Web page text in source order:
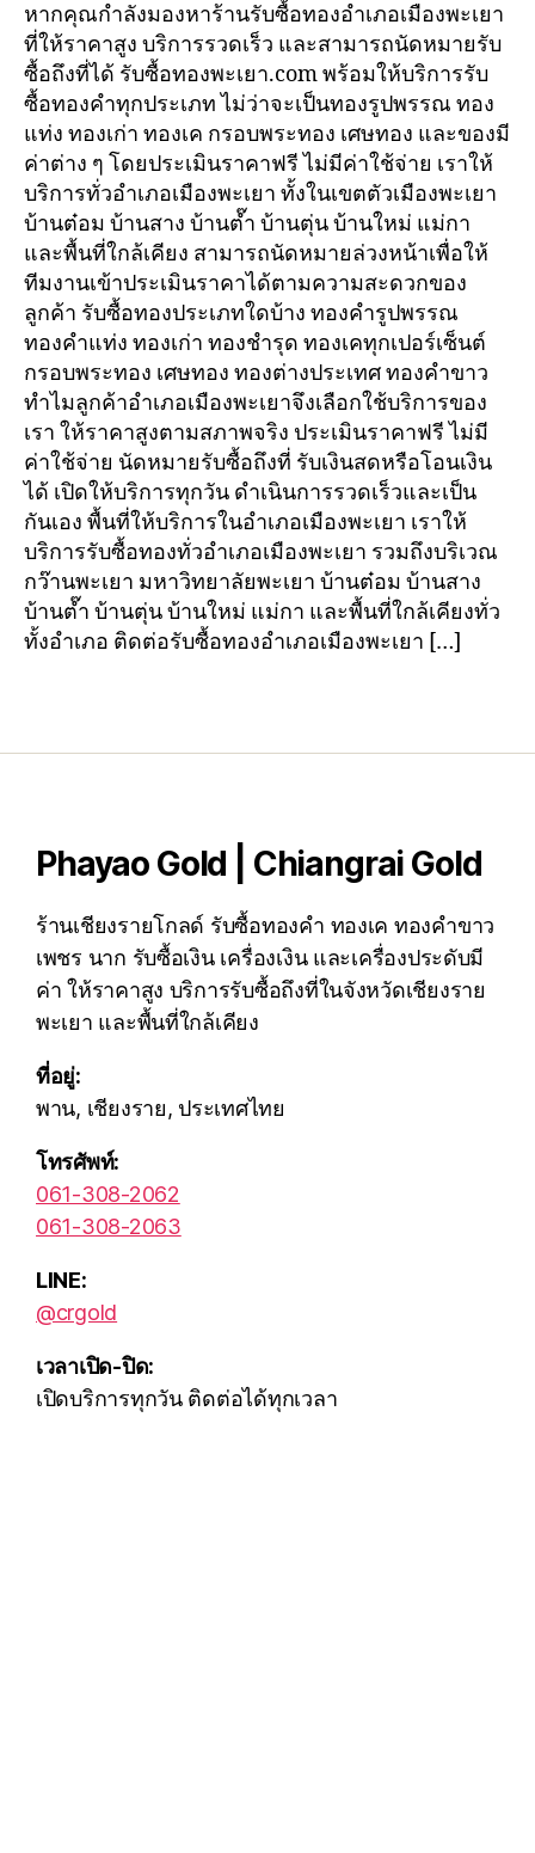
หากคุณกำลังมองหาร้านรับซื้อทองอำเภอเมืองพะเยา
ที่ให้ราคาสูง บริการรวดเร็ว และสามารถนัดหมายรับ
ซื้อถึงที่ได้ รับซื้อทองพะเยา.com พร้อมให้บริการรับ
ซื้อทองคำทุกประเภท ไม่ว่าจะเป็นทองรูปพรรณ ทอง
แท่ง ทองเก่า ทองเค กรอบพระทอง เศษทอง และของมี
ค่าต่าง ๆ โดยประเมินราคาฟรี ไม่มีค่าใช้จ่าย เราให้
บริการทั่วอำเภอเมืองพะเยา ทั้งในเขตตัวเมืองพะเยา
บ้านต๋อม บ้านสาง บ้านต๊ำ บ้านตุ่น บ้านใหม่ แม่กา
และพื้นที่ใกล้เคียง สามารถนัดหมายล่วงหน้าเพื่อให้
ทีมงานเข้าประเมินราคาได้ตามความสะดวกของ
ลูกค้า รับซื้อทองประเภทใดบ้าง ทองคำรูปพรรณ
ทองคำแท่ง ทองเก่า ทองชำรุด ทองเคทุกเปอร์เซ็นต์
กรอบพระทอง เศษทอง ทองต่างประเทศ ทองคำขาว
ทำไมลูกค้าอำเภอเมืองพะเยาจึงเลือกใช้บริการของ
เรา ให้ราคาสูงตามสภาพจริง ประเมินราคาฟรี ไม่มี
ค่าใช้จ่าย นัดหมายรับซื้อถึงที่ รับเงินสดหรือโอนเงิน
ได้ เปิดให้บริการทุกวัน ดำเนินการรวดเร็วและเป็น
กันเอง พื้นที่ให้บริการในอำเภอเมืองพะเยา เราให้
บริการรับซื้อทองทั่วอำเภอเมืองพะเยา รวมถึงบริเวณ
กว๊านพะเยา มหาวิทยาลัยพะเยา บ้านต๋อม บ้านสาง
บ้านต๊ำ บ้านตุ่น บ้านใหม่ แม่กา และพื้นที่ใกล้เคียงทั่ว
ทั้งอำเภอ ติดต่อรับซื้อทองอำเภอเมืองพะเยา […]
Phayao Gold | Chiangrai Gold
ร้านเชียงรายโกลด์ รับซื้อทองคำ ทองเค ทองคำขาว
เพชร นาก รับซื้อเงิน เครื่องเงิน และเครื่องประดับมี
ค่า ให้ราคาสูง บริการรับซื้อถึงที่ในจังหวัดเชียงราย
พะเยา และพื้นที่ใกล้เคียง
ที่อยู่:
พาน, เชียงราย, ประเทศไทย
โทรศัพท์:
061-308-2062
061-308-2063
LINE:
@crgold
เวลาเปิด-ปิด:
เปิดบริการทุกวัน ติดต่อได้ทุกเวลา